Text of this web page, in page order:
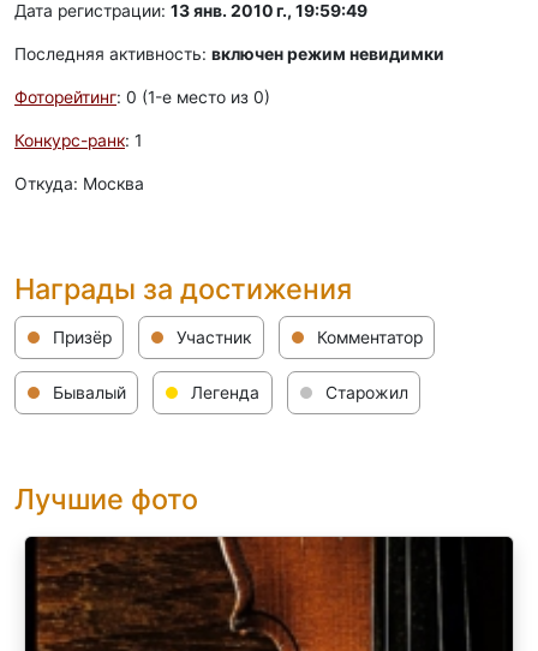
Дата регистрации: 13 янв. 2010 г., 19:59:49
Последняя активность: включен режим невидимки
Фоторейтинг: 0 (1-e место из 0)
Конкурс-ранк: 1
Откуда: Москва
Награды за достижения
Призёр Участник Комментатор
Бывалый Легенда Старожил
Лучшие фото